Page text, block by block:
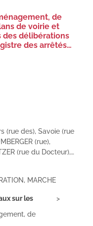
de
de voirie et
des délibérations
des arrêtés…
(rue des), Savoie (rue
(rue),
(rue du Docteur),…
MARCHE
sur les
de